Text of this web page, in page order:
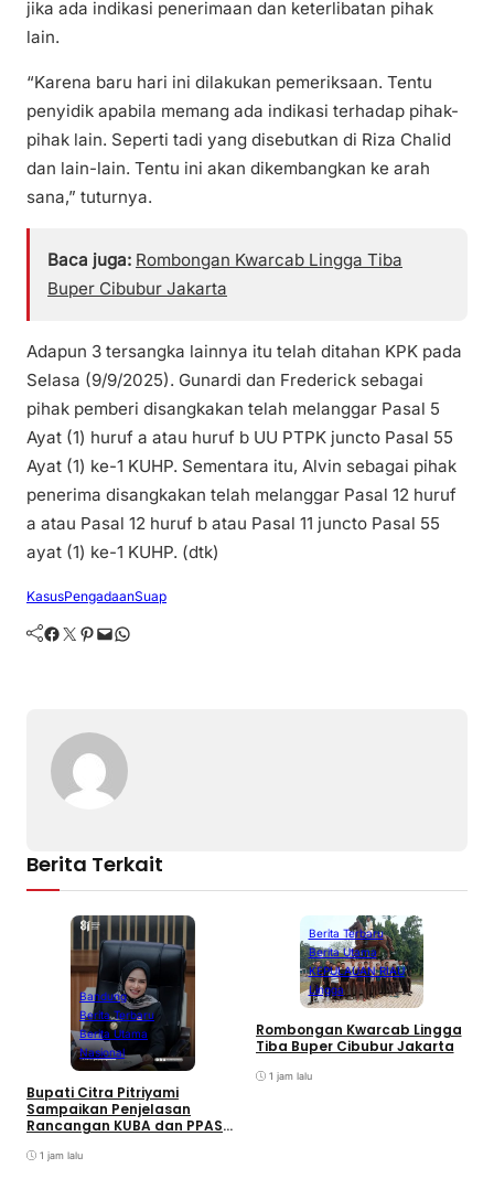
jika ada indikasi penerimaan dan keterlibatan pihak
lain.
“Karena baru hari ini dilakukan pemeriksaan. Tentu
penyidik apabila memang ada indikasi terhadap pihak-
pihak lain. Seperti tadi yang disebutkan di Riza Chalid
dan lain-lain. Tentu ini akan dikembangkan ke arah
sana,” tuturnya.
Baca juga: Rombongan Kwarcab Lingga Tiba
Buper Cibubur Jakarta
Adapun 3 tersangka lainnya itu telah ditahan KPK pada
Selasa (9/9/2025). Gunardi dan Frederick sebagai
pihak pemberi disangkakan telah melanggar Pasal 5
Ayat (1) huruf a atau huruf b UU PTPK juncto Pasal 55
Ayat (1) ke-1 KUHP. Sementara itu, Alvin sebagai pihak
penerima disangkakan telah melanggar Pasal 12 huruf
a atau Pasal 12 huruf b atau Pasal 11 juncto Pasal 55
ayat (1) ke-1 KUHP. (dtk)
KasusPengadaanSuap
Facebook Twitter Pinterest Mail WhatsApp
Berita Terkait
Bandung
Berita Terbaru
Berita Utama
Nasional
Bupati Citra Pitriyami
Sampaikan Penjelasan
Rancangan KUBA dan PPASP
1 jam lalu
Berita Terbaru
Berita Utama
KEPULAUAN RIAU
Lingga
Rombongan Kwarcab Lingga
Tiba Buper Cibubur Jakarta
1 jam lalu